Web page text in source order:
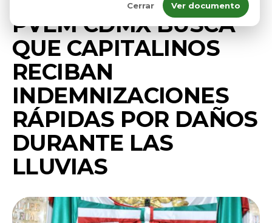
Cerrar Ver documento
PVEM CDMX BUSCA
QUE CAPITALINOS
RECIBAN
INDEMNIZACIONES
RÁPIDAS POR DAÑOS
DURANTE LAS
LLUVIAS